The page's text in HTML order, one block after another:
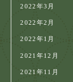
2022年3月
2022年2月
2022年1月
2021年12月
2021年11月